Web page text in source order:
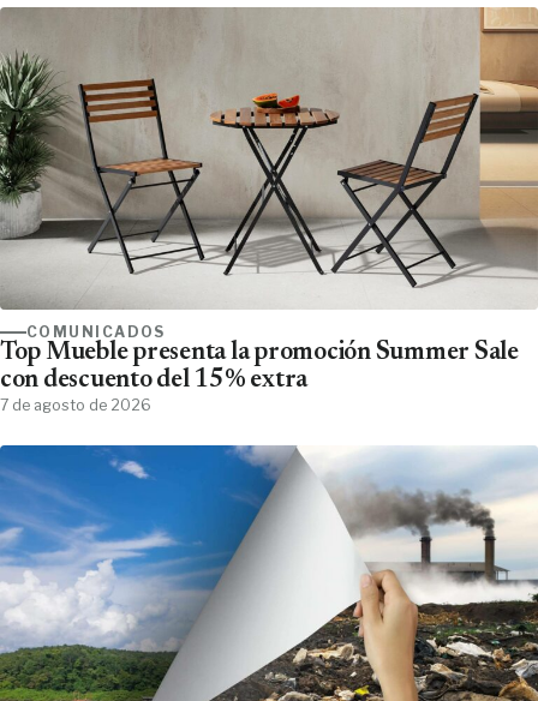
COMUNICADOS
Top Mueble presenta la promoción Summer Sale
con descuento del 15% extra
7 de agosto de 2026